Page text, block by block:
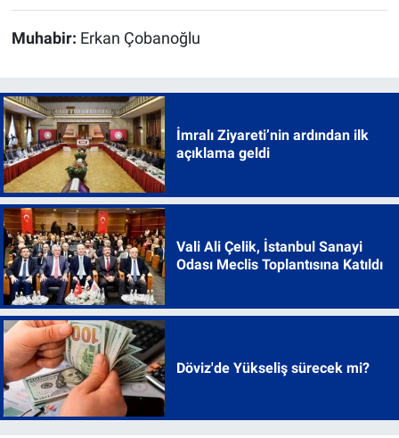
Muhabir: Erkan Çobanoğlu
İmralı Ziyareti’nin ardından ilk
açıklama geldi
Vali Ali Çelik, İstanbul Sanayi
Odası Meclis Toplantısına Katıldı
Döviz'de Yükseliş sürecek mi?